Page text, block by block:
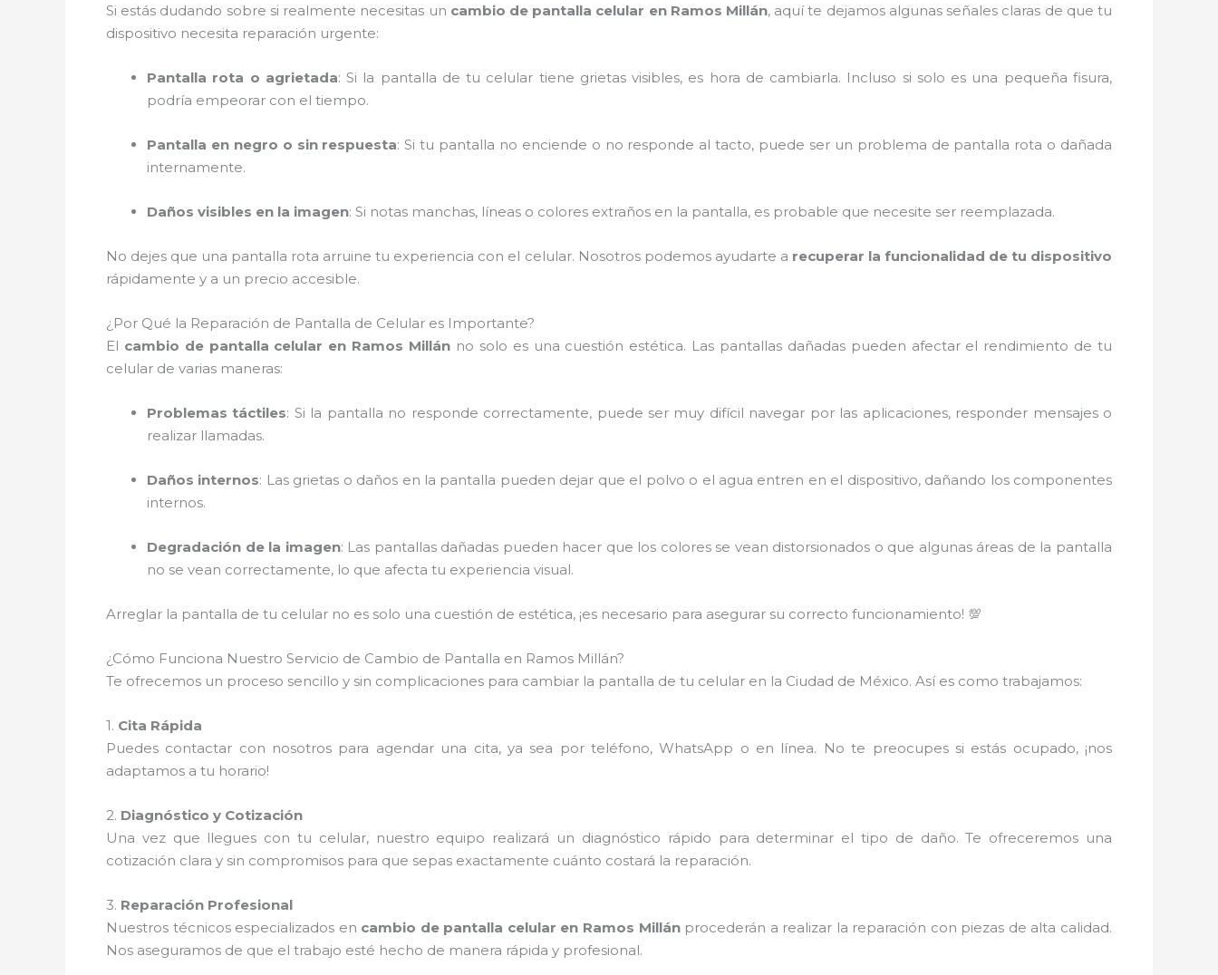
Si estás dudando sobre si realmente necesitas un cambio de pantalla celular en Ramos Millán, aquí te dejamos algunas señales claras de que tu
dispositivo necesita reparación urgente:
Pantalla rota o agrietada: Si la pantalla de tu celular tiene grietas visibles, es hora de cambiarla. Incluso si solo es una pequeña fisura,
podría empeorar con el tiempo.
Pantalla en negro o sin respuesta: Si tu pantalla no enciende o no responde al tacto, puede ser un problema de pantalla rota o dañada
internamente.
Daños visibles en la imagen: Si notas manchas, líneas o colores extraños en la pantalla, es probable que necesite ser reemplazada.
No dejes que una pantalla rota arruine tu experiencia con el celular. Nosotros podemos ayudarte a recuperar la funcionalidad de tu dispositivo
rápidamente y a un precio accesible.
¿Por Qué la Reparación de Pantalla de Celular es Importante?
El cambio de pantalla celular en Ramos Millán no solo es una cuestión estética. Las pantallas dañadas pueden afectar el rendimiento de tu
celular de varias maneras:
Problemas táctiles: Si la pantalla no responde correctamente, puede ser muy difícil navegar por las aplicaciones, responder mensajes o
realizar llamadas.
Daños internos: Las grietas o daños en la pantalla pueden dejar que el polvo o el agua entren en el dispositivo, dañando los componentes
internos.
Degradación de la imagen: Las pantallas dañadas pueden hacer que los colores se vean distorsionados o que algunas áreas de la pantalla
no se vean correctamente, lo que afecta tu experiencia visual.
Arreglar la pantalla de tu celular no es solo una cuestión de estética, ¡es necesario para asegurar su correcto funcionamiento! 💯
¿Cómo Funciona Nuestro Servicio de Cambio de Pantalla en Ramos Millán?
Te ofrecemos un proceso sencillo y sin complicaciones para cambiar la pantalla de tu celular en la Ciudad de México. Así es como trabajamos:
1. Cita Rápida
Puedes contactar con nosotros para agendar una cita, ya sea por teléfono, WhatsApp o en línea. No te preocupes si estás ocupado, ¡nos
adaptamos a tu horario!
2. Diagnóstico y Cotización
Una vez que llegues con tu celular, nuestro equipo realizará un diagnóstico rápido para determinar el tipo de daño. Te ofreceremos una
cotización clara y sin compromisos para que sepas exactamente cuánto costará la reparación.
3. Reparación Profesional
Nuestros técnicos especializados en cambio de pantalla celular en Ramos Millán procederán a realizar la reparación con piezas de alta calidad.
Nos aseguramos de que el trabajo esté hecho de manera rápida y profesional.